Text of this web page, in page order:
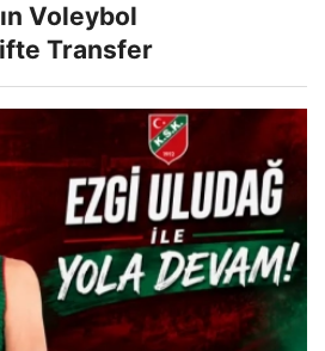
Voleybol
Transfer